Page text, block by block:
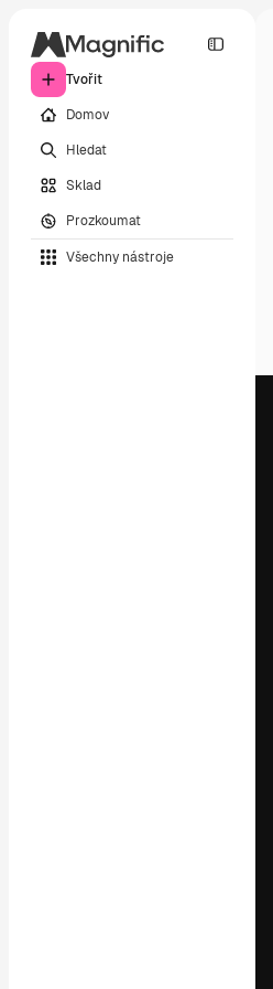
Tvořit
Domov
Hledat
Sklad
Prozkoumat
Všechny nástroje